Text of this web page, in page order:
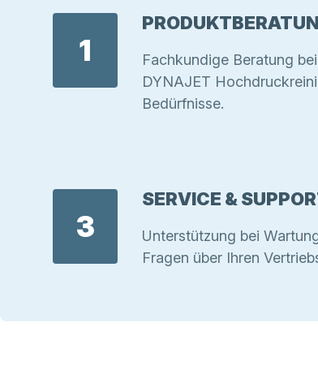
1
Fachkundige Beratung
DYNAJET
Bedürfnisse.
3
SERVICE &
Unterstützung bei
Fragen über Ihren